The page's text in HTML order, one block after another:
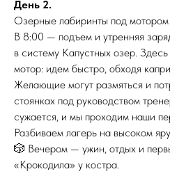
День 2.
Озерные лабиринты под мотором
В 8:00 — подъем и утренняя
в систему Капустных озер.
мотор: идем быстро, обходя
Желающие могут размяться и
стоянках под руководством
сужается, и мы проходим наши
Разбиваем лагерь на высоком
🎲 Вечером — ужин, отдых и
«Крокодила» у костра.